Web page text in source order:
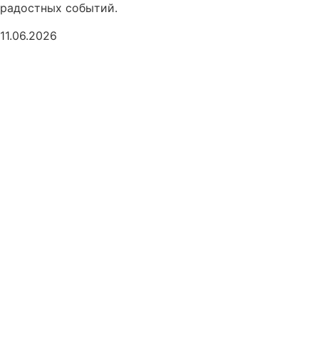
радостных событий.
11.06.2026